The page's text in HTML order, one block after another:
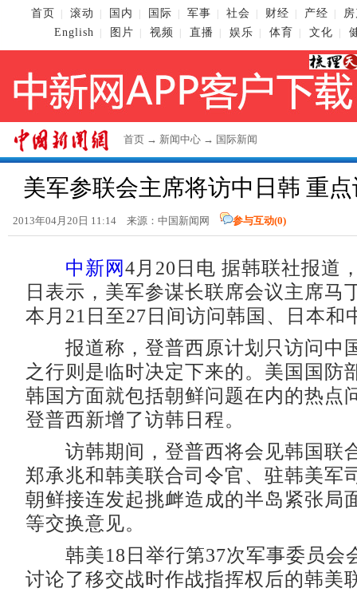
首页 滚动 国内 国际 军事 社会 财经 产经
English
图片 视频 直播 娱乐 体育 文化
首页 → 新闻中心 → 国际新闻
美军参联会主席将访中日韩 重
2013年04月20日 11:14 来源： 中国新闻网 参与互动(0)
中新网 4月20日电 据韩联社报道
日表示，美军参谋长联席会议主席马
本月21日至27日间访问韩国、日本和
报道称，登普西原计划只访问中
之行则是临时决定下来的。美国国防
韩国方面就包括朝鲜问题在内的热点
登普西新增了访韩日程。
访韩期间，登普西将会见韩国联
郑承兆和韩美联合司令官、驻韩美军
朝鲜接连发起挑衅造成的半岛紧张局
等交换意见。
韩美18日举行第37次军事委员会
讨论了移交战时作战指挥权后的韩美